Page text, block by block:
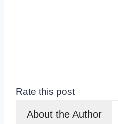
Rate this post
About the Author